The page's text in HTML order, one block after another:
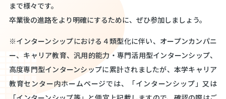
卒業生の皆様へ
キャリア教育センターについて
卒業・修了生の進路状況
まで様々です。
卒業後の進路をより明確にするために、ぜひ参加しましょう。
※インターンシップにおける４類型化に伴い、オープンカンパニ
ー、キャリア教育、汎用的能力・専門活用型インターンシップ、
高度専門型インターンシップに累計されましたが、本学キャリア
教育センター内ホームページでは、「インターンシップ」又は